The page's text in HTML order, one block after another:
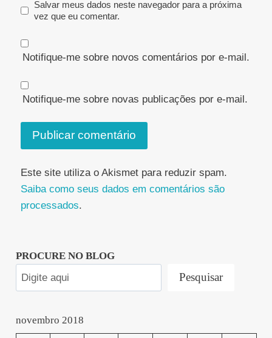
Salvar meus dados neste navegador para a próxima
vez que eu comentar.
Notifique-me sobre novos comentários por e-mail.
Notifique-me sobre novas publicações por e-mail.
Este site utiliza o Akismet para reduzir spam.
Saiba como seus dados em comentários são
processados.
PROCURE NO BLOG
Pesquisar
novembro 2018